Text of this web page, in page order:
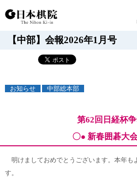
【中部】会報2026年1月号
お知らせ
中部総本部
第62回日経杯
〇● 新春囲碁大
明けましておめでとうございます。本年も
す。